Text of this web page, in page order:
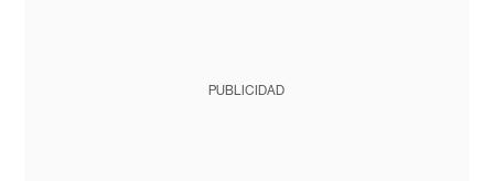
PUBLICIDAD